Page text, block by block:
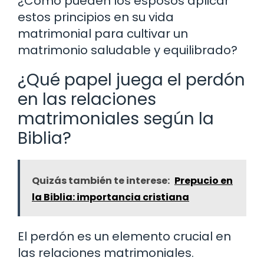
estos principios en su vida
matrimonial para cultivar un
matrimonio saludable y equilibrado?
¿Qué papel juega el perdón
en las relaciones
matrimoniales según la
Biblia?
Quizás también te interese: Prepucio en
la Biblia: importancia cristiana
El perdón es un elemento crucial en
las relaciones matrimoniales.